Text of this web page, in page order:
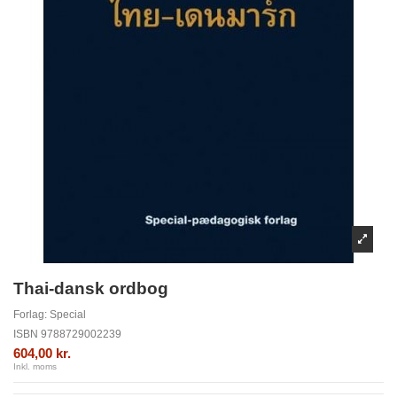
Thai-dansk ordbog
Forlag: Special
ISBN 9788729002239
604,00 kr.
Inkl. moms